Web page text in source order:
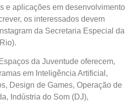
e aplicações em desenvolvimento
os interessados devem
da Secretaria Especial da
da Juventude oferecem,
em Inteligência Artificial,
Design de Games, Operação de
Indústria do Som (DJ),